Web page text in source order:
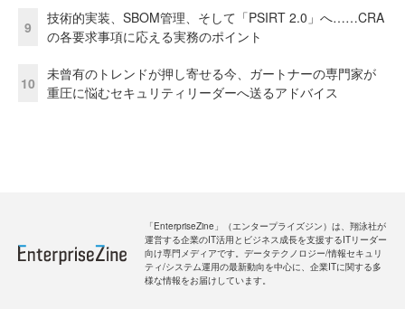
9
技術的実装、SBOM管理、そして「PSIRT 2.0」へ……CRA
の各要求事項に応える実務のポイント
10
未曾有のトレンドが押し寄せる今、ガートナーの専門家が
重圧に悩むセキュリティリーダーへ送るアドバイス
「EnterpriseZine」（エンタープライズジン）は、翔泳社が
運営する企業のIT活用とビジネス成長を支援するITリーダー
向け専門メディアです。データテクノロジー/情報セキュリ
ティ/システム運用の最新動向を中心に、企業ITに関する多
様な情報をお届けしています。